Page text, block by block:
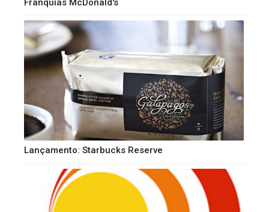
Lançamento: Starbucks Reserve